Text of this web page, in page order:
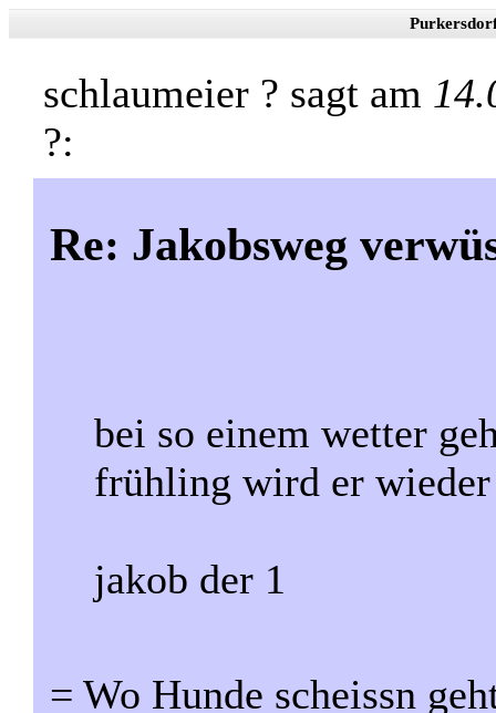
schlaumeier ? sagt am
?:
Re: Jakobsweg
bei so einem wetter
frühling wird er wieder
jakob der 1
= Wo Hunde scheissn